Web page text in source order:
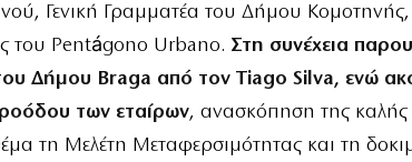
Γενική Γραμματέα του Δήμου
του Pentágono Urbano. Στη συνέχεια
του Δήμου Braga από τον Tiago Silva, ενώ
των εταίρων, ανασκόπηση της καλής
τη Μελέτη Μεταφερσιμότητας και τη